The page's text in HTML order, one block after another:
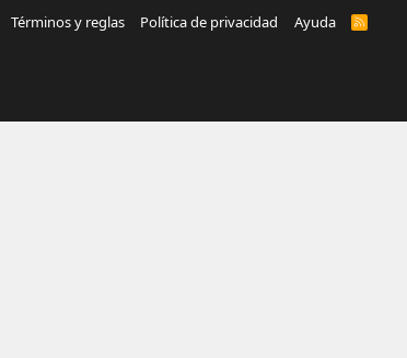
Términos y reglas Política de privacidad Ayuda
R